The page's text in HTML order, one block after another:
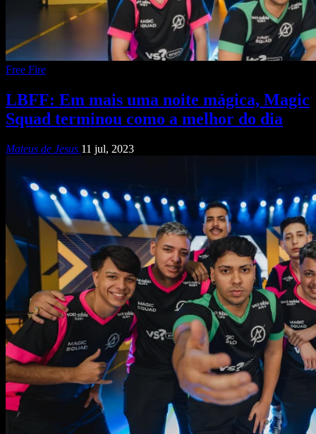
Free Fire
LBFF: Em mais uma noite mágica, Magic
Squad terminou como a melhor do dia
Mateus de Jesus 11 jul, 2023